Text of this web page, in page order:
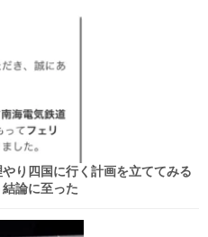
り四国に行く計画を立ててみる
論に至った